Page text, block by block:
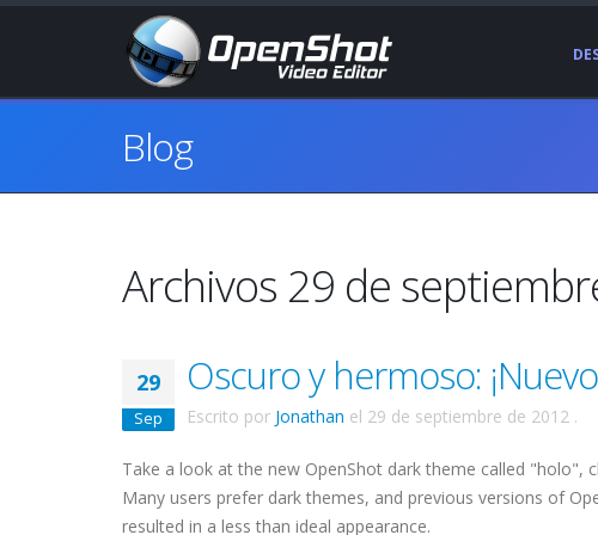
Blog
Archivos 29 de
29
Sep
Oscuro y hermoso:
Escrito por Jonathan el 29 de septiembre de 2012 .
Take a look at the new OpenShot dark theme called "holo",
Many users prefer dark themes, and previous versions of
resulted in a less than ideal appearance.